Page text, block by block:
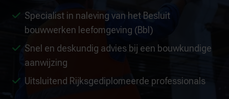
Specialist in naleving van het Besluit
bouwwerken leefomgeving (Bbl)
Snel en deskundig advies bij een bouwkundige
aanwijzing
Uitsluitend Rijksgediplomeerde professionals